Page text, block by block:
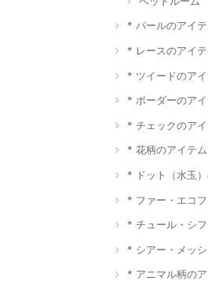
* パールのアイ
* レースのアイテ
* ツイードのアイ
* ボーダーのアイ
* チェックのアイ
* 花柄のアイテム
* ドット（水玉
* ファー・エコ
* チュール・シ
* シアー・メッ
* アニマル柄の